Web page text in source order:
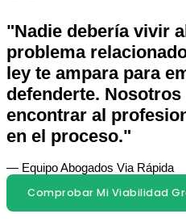
"Nadie debería vivir
problema
ley te ampara para
defenderte.
encontrar al
en el proceso."
— Equipo Abogados Via Rápida
Comprobar Mi Viabilidad